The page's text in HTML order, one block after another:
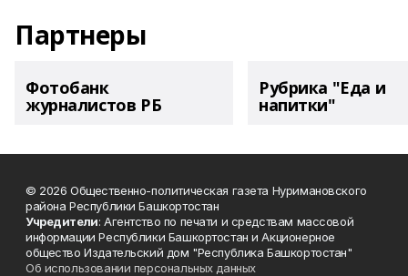
Партнеры
Фотобанк
журналистов РБ
Рубрика "Еда и
напитки"
© 2026 Общественно-политическая газета Нуримановского
района Республики Башкортостан
Учредители: Агентство по печати и средствам массовой
информации Республики Башкортостан и Акционерное
общество Издательский дом "Республика Башкортостан"
Об использовании персональных данных